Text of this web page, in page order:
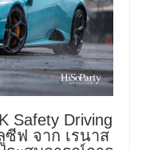
Safety Driving
ซีฟ จาก เรนาส